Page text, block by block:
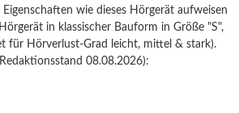
wie dieses Hörgerät aufweisen
in klassischer Bauform in Größe "S",
für Hörverlust-Grad leicht, mittel & stark).
08.08.2026):